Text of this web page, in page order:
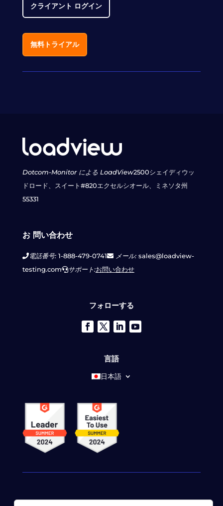
クライアント ログイン
無料トライアル
Dotcom-Monitor による LoadView2500シェイディウッ
ドロード、スイート#820エクセルシオール、ミネソタ州
55331
お 問い合わせ
電話番号:1-888-479-0741 メール:sales@loadview-
testing.com
サポート:お問い合わせ
フォローする
言語
日本語